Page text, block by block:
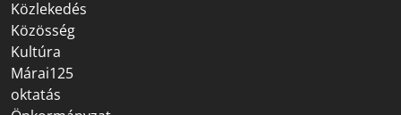
Közlekedés
Közösség
Kultúra
Márai125
oktatás